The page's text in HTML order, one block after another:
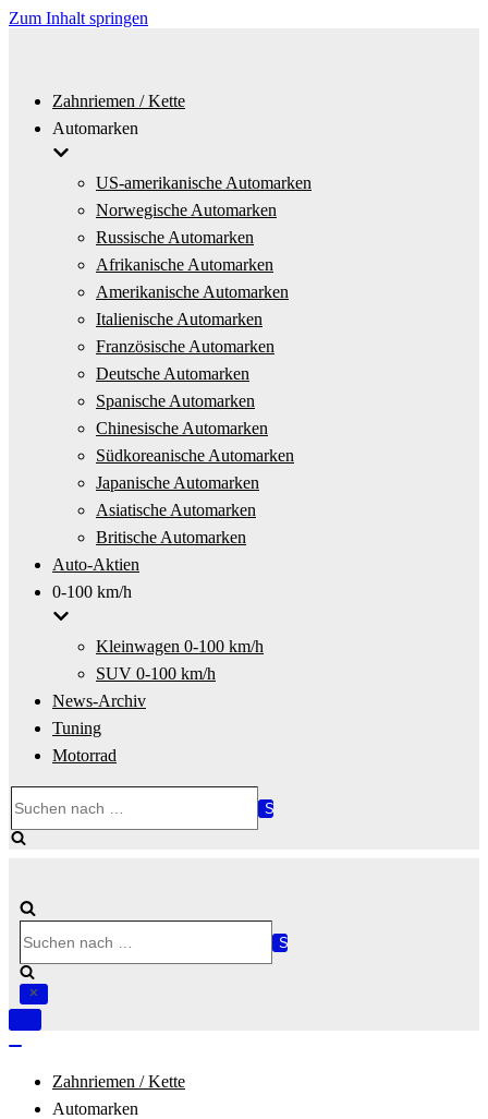
Zum Inhalt springen
Zahnriemen / Kette
Automarken
US-amerikanische Automarken
Norwegische Automarken
Russische Automarken
Afrikanische Automarken
Amerikanische Automarken
Italienische Automarken
Französische Automarken
Deutsche Automarken
Spanische Automarken
Chinesische Automarken
Südkoreanische Automarken
Japanische Automarken
Asiatische Automarken
Britische Automarken
Auto-Aktien
0-100 km/h
Kleinwagen 0-100 km/h
SUV 0-100 km/h
News-Archiv
Tuning
Motorrad
nach …
nach …
Navigation
Zahnriemen / Kette
Automarken